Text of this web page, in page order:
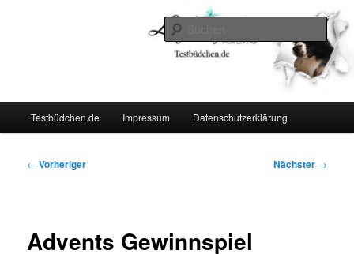
Testbüdchen.de Impressum Datenschutzerklärung
Beitragsnavigation
← Vorheriger Nächster →
Advents Gewinnspiel